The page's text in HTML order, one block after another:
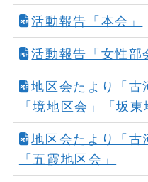
活動報告「本会」
活動報告「女性部
地区会たより「古
「境地区会」「坂東
地区会たより「古
「五霞地区会」